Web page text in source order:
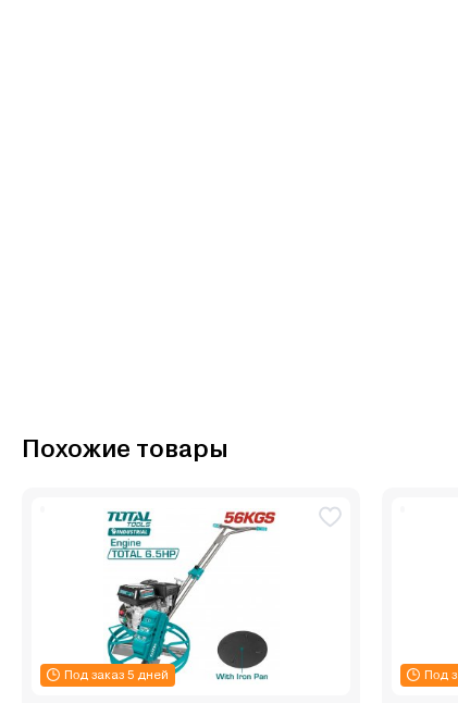
Похожие товары
Под заказ 5 дней Под